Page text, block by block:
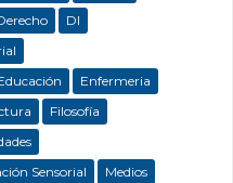
DI
Enfermeria
Filosofía
Sensorial
Medios